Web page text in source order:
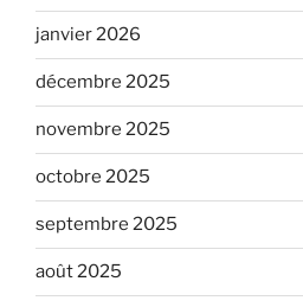
janvier 2026
décembre 2025
novembre 2025
octobre 2025
septembre 2025
août 2025